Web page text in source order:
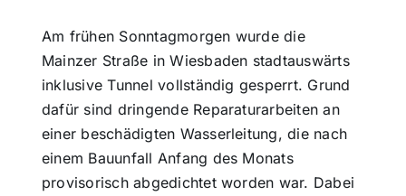
Galerie
Verkehrsmeldungen
Polizeimeldungen
Am frühen Sonntagmorgen wurde die
Mainzer Straße in Wiesbaden stadtauswärts
inklusive Tunnel vollständig gesperrt. Grund
dafür sind dringende Reparaturarbeiten an
einer beschädigten Wasserleitung, die nach
einem Bauunfall Anfang des Monats
provisorisch abgedichtet worden war. Dabei